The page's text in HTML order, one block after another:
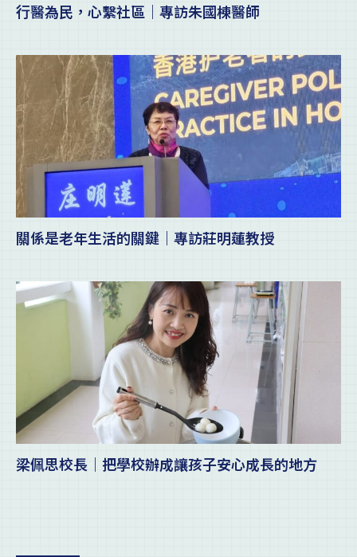
行醫為民，心繫社區｜專訪朱國棟醫師
關係是老年生活的關鍵｜專訪莊明蓮教授
梁佩思校長｜把學校辦成讓孩子安心成長的地方